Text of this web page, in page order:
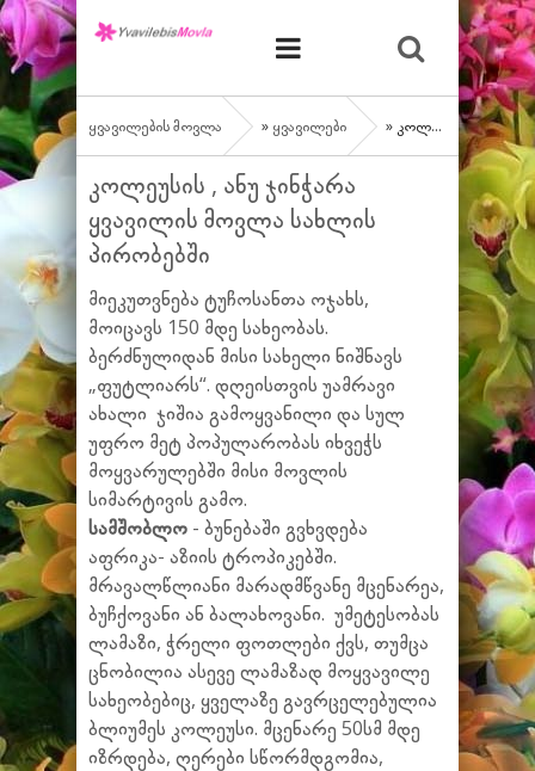
ყვავილების მოვლა » ყვავილები » კოლეუსის , ანუ ჯინჭარა ყვავილის მოვლა სახლის პირობებში
კოლეუსის , ანუ ჯინჭარა
ყვავილის მოვლა სახლის
პირობებში
მიეკუთვნება ტუჩოსანთა ოჯახს,
მოიცავს 150 მდე სახეობას.
ბერძნულიდან მისი სახელი ნიშნავს
„ფუტლიარს“. დღეისთვის უამრავი
ახალი ჯიშია გამოყვანილი და სულ
უფრო მეტ პოპულარობას იხვეჭს
მოყვარულებში მისი მოვლის
სიმარტივის გამო.
სამშობლო - ბუნებაში გვხვდება
აფრიკა- აზიის ტროპიკებში.
მრავალწლიანი მარადმწვანე მცენარეა,
ბუჩქოვანი ან ბალახოვანი. უმეტესობას
ლამაზი, ჭრელი ფოთლები ქვს, თუმცა
ცნობილია ასევე ლამაზად მოყვავილე
სახეობებიც, ყველაზე გავრცელებულია
ბლიუმეს კოლეუსი. მცენარე 50სმ მდე
იზრდება, ღერები სწორმდგომია,